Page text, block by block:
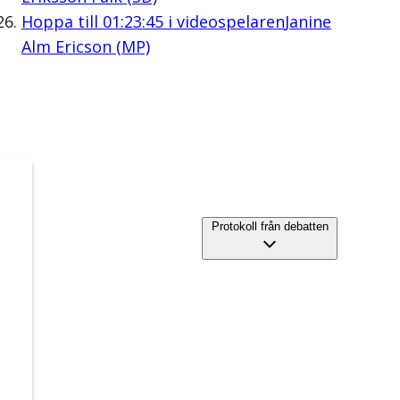
Hoppa till 01:23:45i videospelarenJanine
Alm Ericson (MP)
Protokoll från debatten